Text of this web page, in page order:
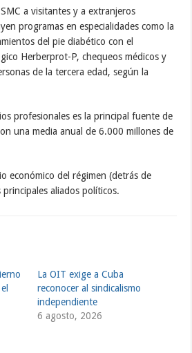
a visitantes y a extranjeros
programas en especialidades como la
del pie diabético con el
Herberprot-P, chequeos médicos y
de la tercera edad, según la
profesionales es la principal fuente de
una media anual de 6.000 millones de
económico del régimen (detrás de
aliados políticos.
La OIT exige a Cuba
reconocer al sindicalismo
independiente
6 agosto, 2026